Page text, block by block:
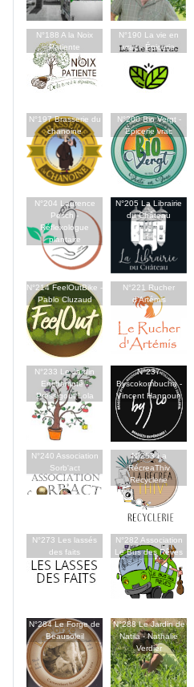
N°188 A la Noix
Patiente
N°190 La vie en
vrac - Épicerie
N°197 Brasserie du
chanoine
N°200 Bio Vergt -
Épicerie vrac
N°204 Laurence
Pesch -
Réflexologue
plantaire
N°205 La Librairie
du Château
N°214 FeelOutBike -
Pablo Cluzaud
N°221 Rucher
d’Artémis
N°233 Le Jardin
Enchampté -
Pressigout Lola
N°237
Byscokombucha -
Vincent Hannoun
N°240 Association
Sorb'act
N°253 La
RécreaThiv
Recyclerie
N°273 Les lassés
des faits
N°282 Association
Le Bus des Rêves
N°284 Le Forge de
Beausoleil
N°288 Le Jardin de
Natila - Nathalie
Verdier